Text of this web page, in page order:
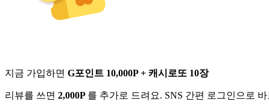
지금 가입하면 G포인트 10,000P + 캐시로또 10장
리뷰를 쓰면 2,000P 를 추가로 드려요. SNS 간편 로그인으로